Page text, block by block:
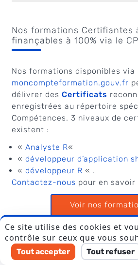
Nos formations Certifiantes
finançables à 100% via le
Nos formations disponibles via
moncompteformation.gouv.fr
délivrer des Certificats
enregistrées au répertoire
Compétences. 3 niveaux de
existent :
« Analyste R«
« développeur d’application
« développeur R « .
Contactez-nous pour en savoir
Voir nos
Ce site utilise des cookies et
contrôle sur ceux que vous
Tout accepter Tout refuser